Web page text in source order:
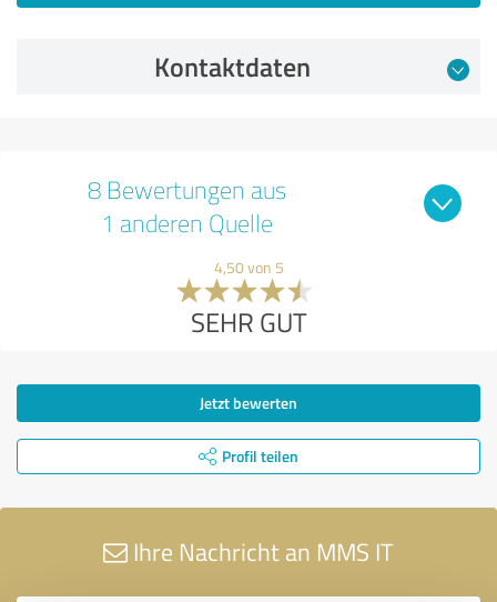
Kontaktdaten
8 Bewertungen aus
1 anderen Quelle
4,50 von 5
SEHR GUT
Jetzt bewerten
Profil teilen
Ihre Nachricht an MMS IT